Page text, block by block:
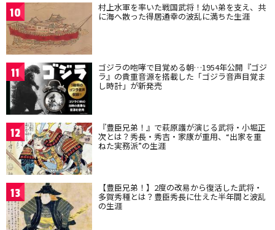
10 村上水軍を率いた戦国武将！幼い弟を支え、共
に海へ散った得居通幸の波乱に満ちた生涯
11 ゴジラの咆哮で目覚める朝…1954年公開『ゴジ
ラ』の貴重音源を搭載した「ゴジラ音声目覚ま
し時計」が新発売
12 『豊臣兄弟！』で萩原護が演じる武将・小堀正
次とは？秀長・秀吉・家康が重用、“出家を重
ねた実務派”の生涯
13 【豊臣兄弟！】2度の改易から復活した武将・
多賀秀種とは？豊臣秀長に仕えた半年間と波乱
の生涯